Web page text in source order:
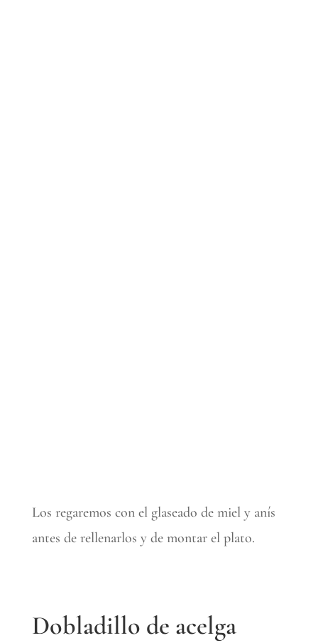
Los regaremos con el glaseado de miel y anís
antes de rellenarlos y de montar el plato.
Dobladillo de acelga